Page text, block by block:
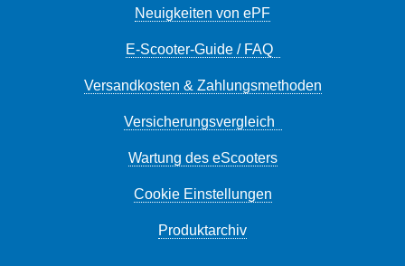
Neuigkeiten von ePF
E-Scooter-Guide / FAQ
Versandkosten & Zahlungsmethoden
Versicherungsvergleich
Wartung des eScooters
Cookie Einstellungen
Produktarchiv